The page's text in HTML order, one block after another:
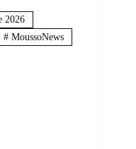
2026
# MoussoNews